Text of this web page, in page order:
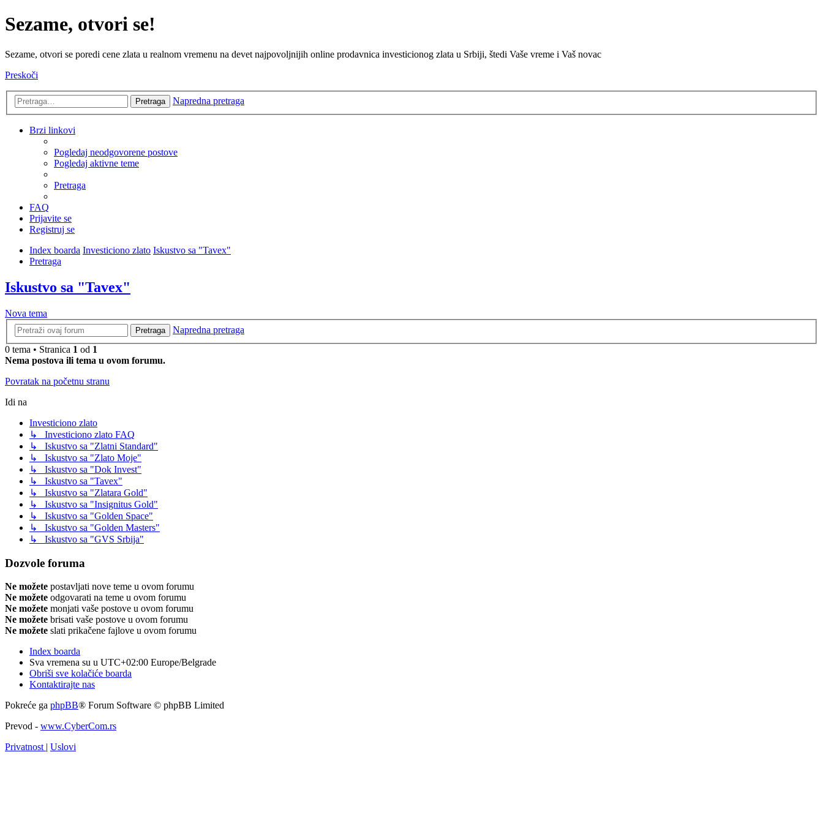
Sezame, otvori se!
Sezame, otvori se poredi cene zlata u realnom vremenu na devet najpovoljnijih online prodavnica investicionog zlata u Srbiji, štedi Vaše vreme i Vaš novac
Preskoči
Pretraga Napredna pretraga
Brzi linkovi
Pogledaj neodgovorene postove
Pogledaj aktivne teme
Pretraga
FAQ
Prijavite se
Registruj se
Index boarda Investiciono zlato Iskustvo sa "Tavex"
Pretraga
Iskustvo sa "Tavex"
Nova tema
Pretraga
Napredna pretraga
0 tema • Stranica 1 od 1
Nema postova ili tema u ovom forumu.
Povratak na početnu stranu
Idi na
Investiciono zlato
↳ Investiciono zlato FAQ
↳ Iskustvo sa "Zlatni Standard"
↳ Iskustvo sa "Zlato Moje"
↳ Iskustvo sa "Dok Invest"
↳ Iskustvo sa "Tavex"
↳ Iskustvo sa "Zlatara Gold"
↳ Iskustvo sa "Insignitus Gold"
↳ Iskustvo sa "Golden Space"
↳ Iskustvo sa "Golden Masters"
↳ Iskustvo sa "GVS Srbija"
Dozvole foruma
Ne možete postavljati nove teme u ovom forumu
Ne možete odgovarati na teme u ovom forumu
Ne možete monjati vaše postove u ovom forumu
Ne možete brisati vaše postove u ovom forumu
Ne možete slati prikačene fajlove u ovom forumu
Index boarda
Sva vremena su u UTC+02:00 Europe/Belgrade
Obriši sve kolačiće boarda
Kontaktirajte nas
Pokreće ga phpBB® Forum Software © phpBB Limited
Prevod - www.CyberCom.rs
Privatnost | Uslovi